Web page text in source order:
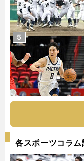
5
各スポーツコラム